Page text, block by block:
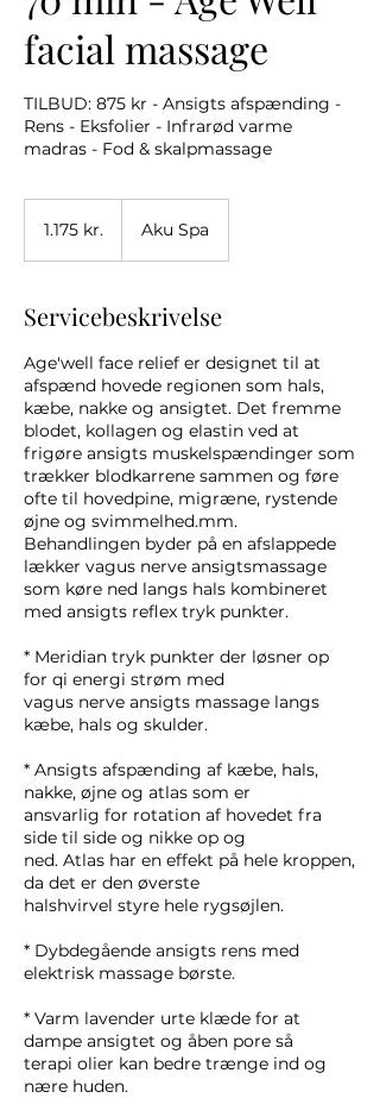
facial massage
TILBUD: 875 kr - Ansigts afspænding -
Rens - Eksfolier - Infrarød varme
madras - Fod & skalpmassage
kroner1.175 kr. Aku Spa
Servicebeskrivelse
Age'well face relief er designet til at
afspænd hovede regionen som hals,
kæbe, nakke og ansigtet. Det fremme
blodet, kollagen og elastin ved at
frigøre ansigts muskelspændinger som
trækker blodkarrene sammen og føre
ofte til hovedpine, migræne, rystende
øjne og svimmelhed.mm.
Behandlingen byder på en afslappede
lækker vagus nerve ansigtsmassage
som køre ned langs hals kombineret
med ansigts reflex tryk punkter.
* Meridian tryk punkter der løsner op
for qi energi strøm med
vagus nerve ansigts massage langs
kæbe, hals og skulder.
* Ansigts afspænding af kæbe, hals,
nakke, øjne og atlas som er
ansvarlig for rotation af hovedet fra
side til side og nikke op og
ned. Atlas har en effekt på hele kroppen,
da det er den øverste
halshvirvel styre hele rygsøjlen.
* Dybdegående ansigts rens med
elektrisk massage børste.
* Varm lavender urte klæde for at
dampe ansigtet og åben pore så
terapi olier kan bedre trænge ind og
nære huden.